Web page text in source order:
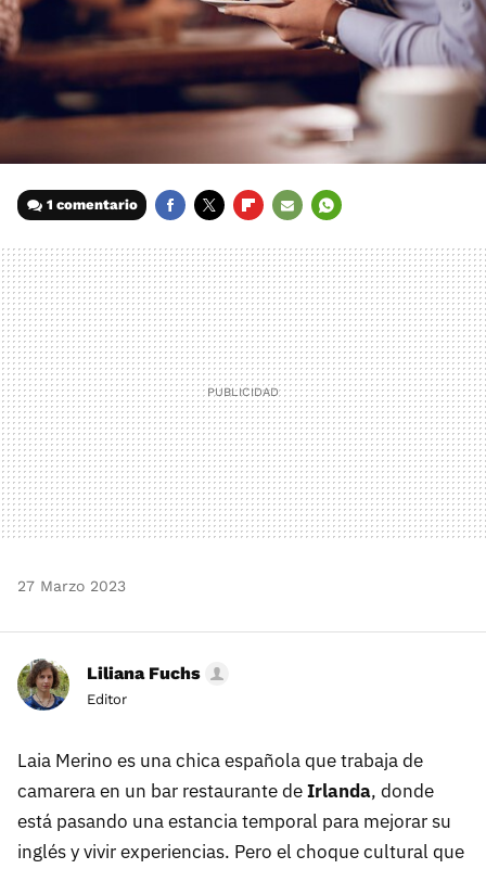
1 comentario
MAIL
27 Marzo 2023
Liliana Fuchs
Editor
Laia Merino es una chica española que trabaja de
camarera en un bar restaurante deIrlanda, donde
está pasando una estancia temporal para mejorar su
inglés y vivir experiencias. Pero el choque cultural que